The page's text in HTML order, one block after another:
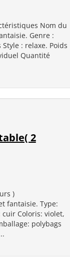
Nom du
Genre :
: relaxe. Poids
Quantité
2
)
fantaisie. Type:
Coloris: violet,
polybags